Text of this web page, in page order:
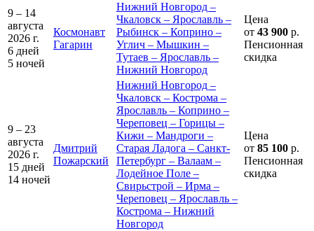
9 – 14
августа
2026 г.
6 дней
5 ночей
Космонавт
Гагарин
Нижний Новгород –
Чкаловск – Ярославль –
Рыбинск – Коприно –
Углич – Мышкин –
Тутаев – Ярославль –
Нижний Новгород
Цена
от 43 900 р.
Пенсионная
скидка
9 – 23
августа
2026 г.
15 дней
14 ночей
Дмитрий
Пожарский
Нижний Новгород –
Чкаловск – Кострома –
Ярославль – Коприно –
Череповец – Горицы –
Кижи – Мандроги –
Старая Ладога – Санкт-
Петербург – Валаам –
Лодейное Поле –
Свирьстрой – Ирма –
Череповец – Ярославль –
Кострома – Нижний
Новгород
Цена
от 85 100 р.
Пенсионная
скидка